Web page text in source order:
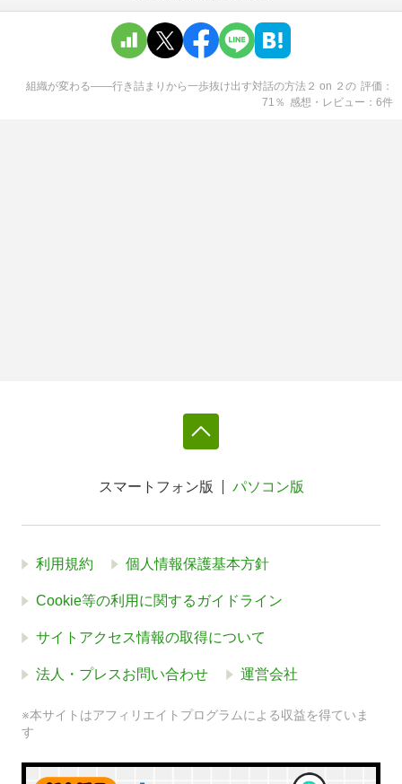
組織が変わる――行き詰まりから一歩抜け出す対話の方法２ on ２ の 評価
71 ％ 感想・レビュー 6件
スマートフォン版 パソコン版
利用規約 個人情報保護基本方針
Cookie等の利用に関するガイドライン
サイトアクセス情報の取得について
法人・プレスお問い合わせ 運営会社
※本サイトはアフィリエイトプログラムによる収益を得ていま
す